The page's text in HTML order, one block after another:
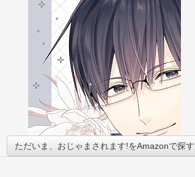
ただいま、おじゃまされます!をAmazonで探す